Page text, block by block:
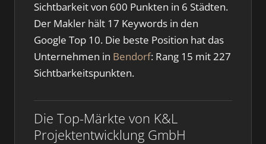
Sichtbarkeit von 600 Punkten in 6 Städten.
Der Makler hält 17 Keywords in den
Google Top 10. Die beste Position hat das
Unternehmen in Bendorf: Rang 15 mit 227
Sichtbarkeitspunkten.
Die Top-Märkte von K&L
Projektentwicklung GmbH